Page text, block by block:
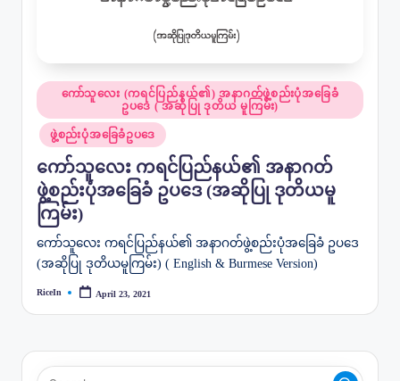
Posted
in
ကော်သူလေး (ကရင်ပြည်နယ်၏) အနာဂတ်ဖွဲ့စည်းပုံအခြေခံ
ဥပဒေ ( အဆိုပြု ဒုတိယ မူကြမ်း)
ဖွဲ့စည်းပုံအခြေခံဥပဒေ
ကော်သူလေး ကရင်ပြည်နယ်၏ အနာဂတ်
ဖွဲ့စည်းပုံအခြေခံ ဥပဒေ (အဆိုပြု ဒုတိယမူ
ကြမ်း)
ကော်သူလေး ကရင်ပြည်နယ်၏ အနာဂတ်ဖွဲ့စည်းပုံအခြေခံ ဥပဒေ
(အဆိုပြု ဒုတိယမူကြမ်း) ( English & Burmese Version)
Posted
RiceIn April 23, 2021